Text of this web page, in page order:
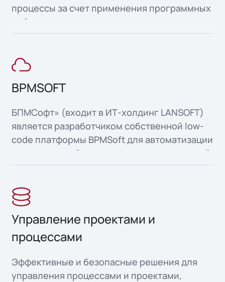
процессы за счет применения программных
роботов.
BPMSOFT
БПМСофт» (входит в ИТ-холдинг LANSOFT)
является разработчиком собственной low-
code платформы BPMSoft для автоматизации
и управления бизнес-процессами компаний
в единой цифровой среде. BPMSoft
автоматизировать процессы CRM, но и
запускать разнообразные клиентские и
внутренние сервисы с использованием
принципов low-code development.
Управление проектами и
процессами
Эффективные и безопасные решения для
управления процессами и проектами,